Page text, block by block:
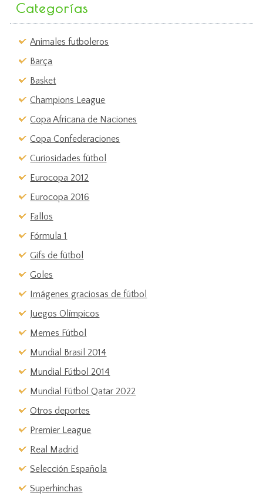
Categorías
Animales futboleros
Barça
Basket
Champions League
Copa Africana de Naciones
Copa Confederaciones
Curiosidades fútbol
Eurocopa 2012
Eurocopa 2016
Fallos
Fórmula 1
Gifs de fútbol
Goles
Imágenes graciosas de fútbol
Juegos Olímpicos
Memes Fútbol
Mundial Brasil 2014
Mundial Fútbol 2014
Mundial Fútbol Qatar 2022
Otros deportes
Premier League
Real Madrid
Selección Española
Superhinchas